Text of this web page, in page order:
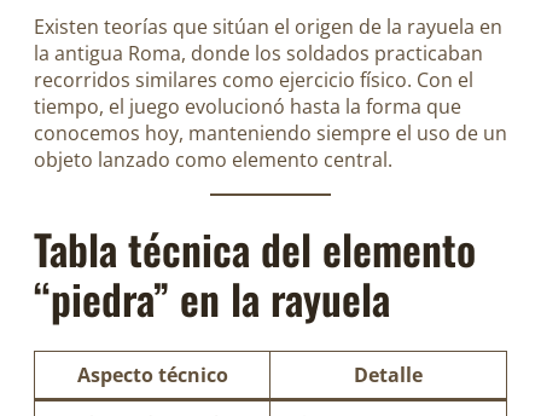
Existen teorías que sitúan el origen de la rayuela en
la antigua Roma, donde los soldados practicaban
recorridos similares como ejercicio físico. Con el
tiempo, el juego evolucionó hasta la forma que
conocemos hoy, manteniendo siempre el uso de un
objeto lanzado como elemento central.
Tabla técnica del elemento
“piedra” en la rayuela
Aspecto técnico
Detalle